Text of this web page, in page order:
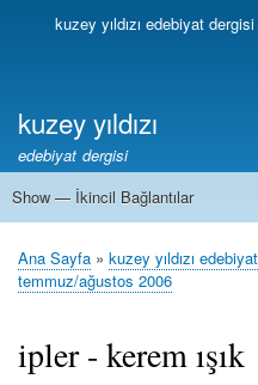
Birincilkuzey yıldızı edebiyat dergisi
kuzey yıldızı
edebiyat dergisi
İkincil
Show — İkincil Bağlantılar
1
2
3
4
5
6
7
8
9
10
11
12
13
Sayfa
Ana Sayfa kuzey yıldızı
temmuz/ağustos 2006
ipler - kerem ışık